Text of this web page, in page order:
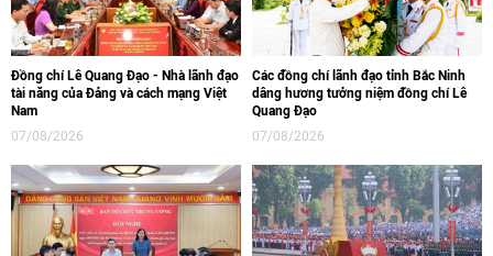
Đồng chí Lê Quang Đạo - Nhà lãnh đạo
tài năng của Đảng và cách mạng Việt
Nam
07/08/2026
Các đồng chí lãnh đạo tỉnh Bắc Ninh
dâng hương tưởng niệm đồng chí Lê
Quang Đạo
07/08/2026